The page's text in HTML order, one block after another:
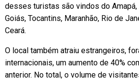
desses turistas são vindos do Amapá,
Goiás, Tocantins, Maranhão, Rio de
Ceará.
O local também atraiu estrangeiros,
internacionais, um aumento de 40%
anterior. No total, o volume de